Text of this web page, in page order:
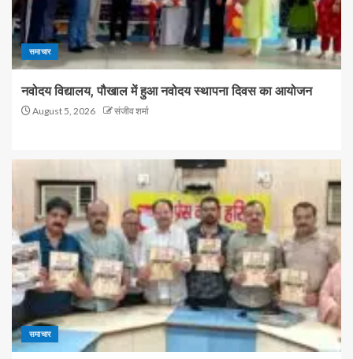
समाचार
नवोदय विद्यालय, पौखाल में हुआ नवोदय स्थापना दिवस का आयोजन
August 5, 2026 संजीव शर्मा
समाचार